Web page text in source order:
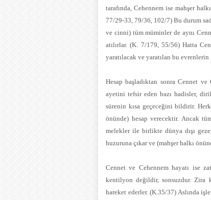
tarafında, Cehennem ise mahşer
77/29-33, 79/36, 102/7) Bu durum
ve cinni) tüm müminler de aynı
atılırlar. (K. 7/179, 55/56) Hatta
yaratılacak ve yaratılan bu
Hesap başladıktan sonra Cennet
ayetini tefsir eden bazı hadisler,
sürenin kısa geçeceğini bildirir.
önünde) hesap verecektir. Ancak
melekler ile birlikte dünya dışı
huzuruna çıkar ve (mahşer halkı
Cennet ve Cehennem hayatı ise
kentilyon değildir, sonsuzdur. Zira
hareket ederler. (K.35/37) Aslında